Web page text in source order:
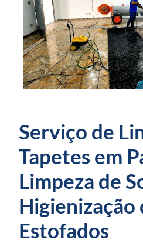
Serviço de
Tapetes em
Limpeza de
Higienização
Estofados